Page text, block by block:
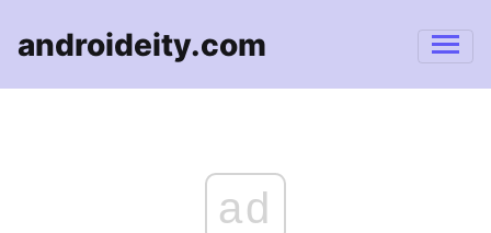
androideity.com
ad